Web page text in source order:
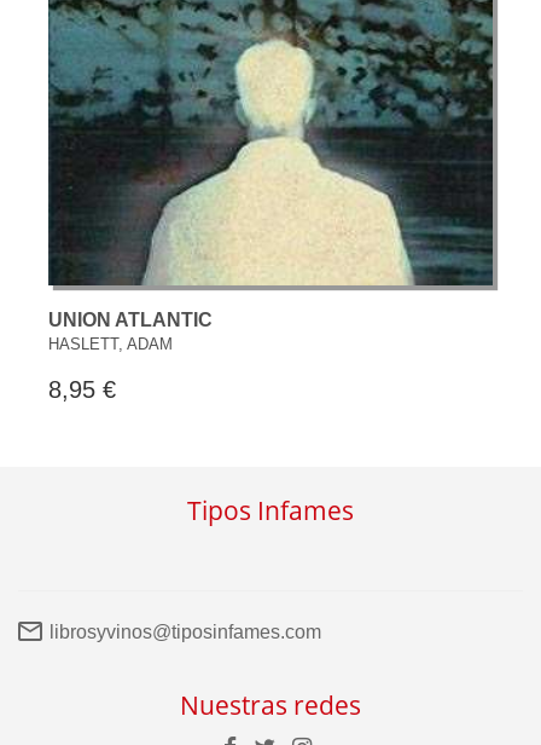
UNION ATLANTIC
HASLETT, ADAM
8,95 €
Tipos Infames
librosyvinos@tiposinfames.com
Nuestras redes